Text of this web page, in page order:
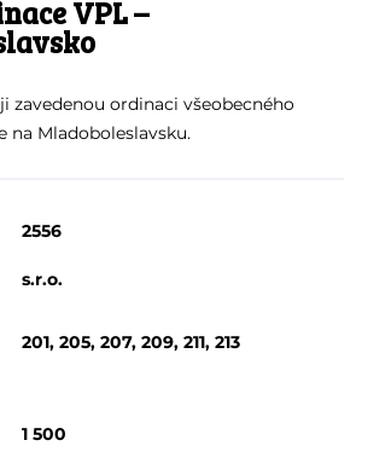
VPL –
zavedenou ordinaci všeobecného
na Mladoboleslavsku.
2556
s.r.o.
201, 205, 207, 209, 211, 213
1 500